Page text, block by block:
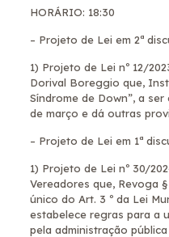
HORÁRIO: 18:30
– Projeto de Lei em 2ª
1) Projeto de Lei nº 12/
Dorival Boreggio que,
Síndrome de Down”, a
de março e dá outras
– Projeto de Lei em 1ª
1) Projeto de Lei nº 30/
Vereadores que, Revoga
único do Art. 3 º da Lei
estabelece regras para a
pela administração